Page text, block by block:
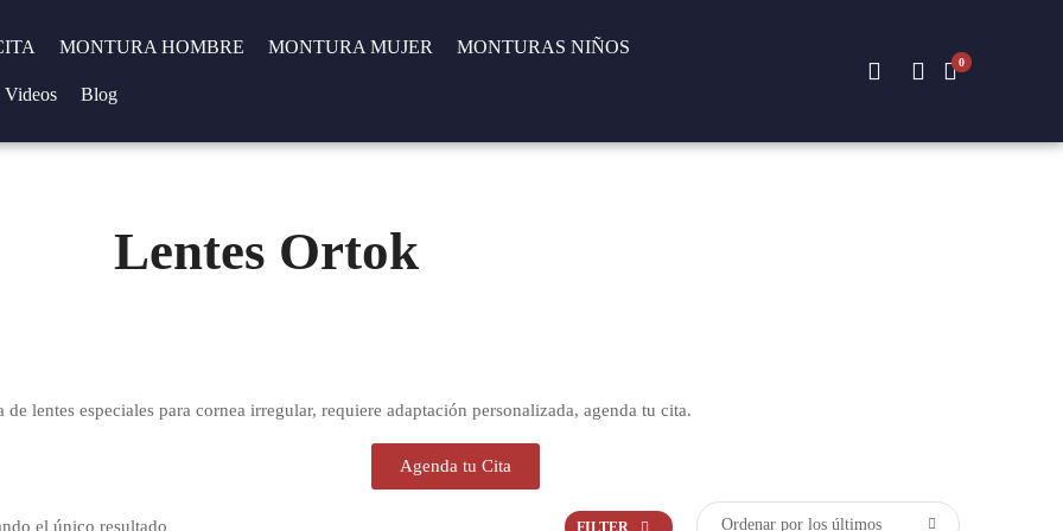
MONTURA HOMBRE MONTURA MUJER MONTURAS NIÑOS
Videos Blog
0
Lentes Ortok
de lentes especiales para cornea irregular, requiere adaptación personalizada, agenda tu cita.
Agenda tu Cita
el único resultado FILTER